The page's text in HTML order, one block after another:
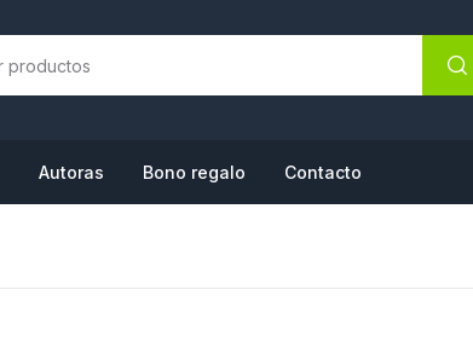
Autoras Bono regalo Contacto